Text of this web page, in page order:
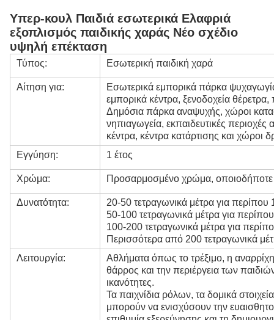
Υπερ-κουλ Παιδιά εσωτερικά Ελαφριά
εξοπλισμός παιδικής χαράς Νέο σχέδιο
υψηλή επέκταση
Τύπος: Εσωτερική παιδική χαρά
Αίτηση για:
Εσωτερικά εμπορικά πάρκα
εμπορικά κέντρα, ξενοδοχεία
Δημόσια πάρκα αναψυχής, χώροι
νηπιαγωγεία, εκπαιδευτικές
κέντρα, κέντρα κατάρτισης και χώροι
Εγγύηση:
1 έτος
Χρώμα: Προσαρμοσμένο χρώμα, οποιοδήποτε
Δυνατότητα:
20-50 τετραγωνικά μέτρα για περίπου
50-100 τετραγωνικά μέτρα για
100-200 τετραγωνικά μέτρα για
Περισσότερα από 200 τετραγωνικά
Λειτουργία:
Αθλήματα όπως το τρέξιμο, η
θάρρος και την περιέργεια των
ικανότητες.
Τα παιχνίδια ρόλων, τα δομικά
μπορούν να ενισχύσουν την